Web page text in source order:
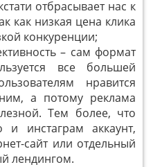
отбрасывает нас к
как низкая цена клика
конкуренции;
– сам формат
все большей
нравится
а потому реклама
Тем более, что
и инстаграм аккаунт,
сайт или отдельный
лендингом.